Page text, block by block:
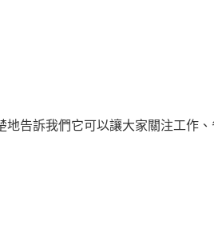
告訴我們它可以讓大家關注工作、